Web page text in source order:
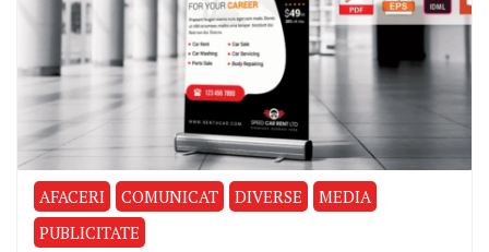
AFACERI COMUNICAT DIVERSE
MEDIA
PUBLICITATE